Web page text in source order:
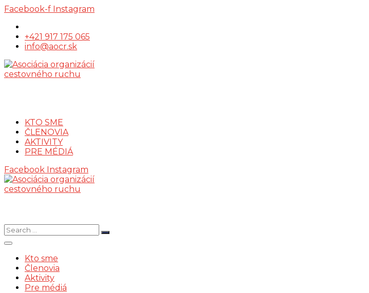
Facebook-f Instagram
+421 917 175 065
info@aocr.sk
KTO SME
ČLENOVIA
AKTIVITY
PRE MÉDIÁ
Facebook Instagram
Search
for:
Kto sme
Členovia
Aktivity
Pre médiá